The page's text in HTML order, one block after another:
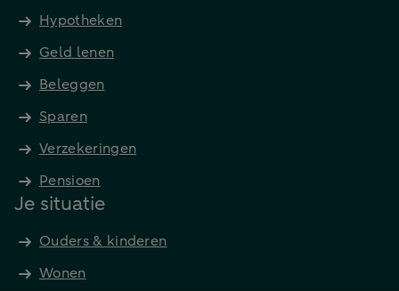
Hypotheken
Geld lenen
Beleggen
Sparen
Verzekeringen
Pensioen
Je situatie
Ouders & kinderen
Wonen